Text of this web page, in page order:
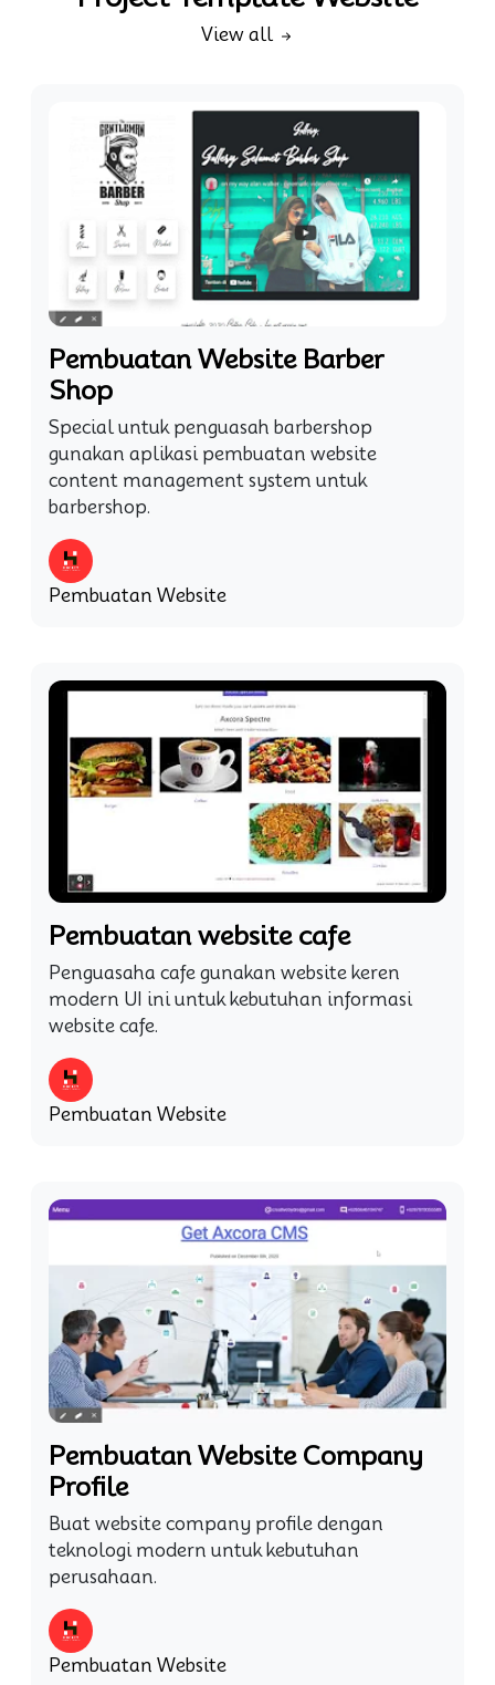
View all
Pembuatan Website Barber
Shop
Special untuk penguasah barbershop
gunakan aplikasi pembuatan website
content management system untuk
barbershop.
Pembuatan Website
Pembuatan website cafe
Penguasaha cafe gunakan website keren
modern UI ini untuk kebutuhan informasi
website cafe.
Pembuatan Website
Pembuatan Website Company
Profile
Buat website company profile dengan
teknologi modern untuk kebutuhan
perusahaan.
Pembuatan Website